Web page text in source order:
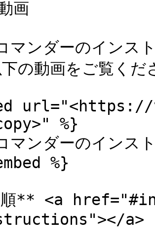
画
マンダーのインス
の動画をご覧くだ
url="<https://
%}
マンダーのインス
%}
** <a
a>